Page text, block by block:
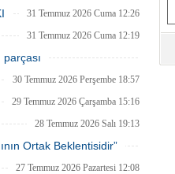
31 Temmuz 2026 Cuma 12:26
31 Temmuz 2026 Cuma 12:19
31 Temmuz 2026 Cuma 12:10
30 Temmuz 2026 Perşembe 18:57
29 Temmuz 2026 Çarşamba 15:16
28 Temmuz 2026 Salı 19:13
Ortak Beklentisidir”
28 Temmuz 2026 Salı 11:57
27 Temmuz 2026 Pazartesi 12:08